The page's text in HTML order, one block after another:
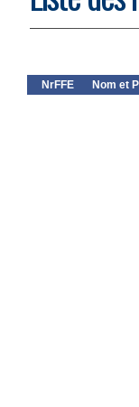
NrFFE Nom et